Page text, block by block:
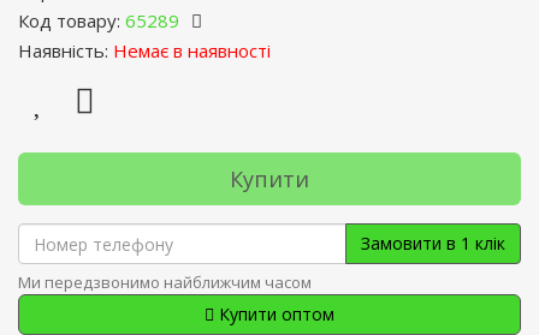
Код товару: 65289
Наявність: Немає в наявності
Купити
Замовити в 1 клік
Ми передзвонимо найближчим часом
Купити оптом